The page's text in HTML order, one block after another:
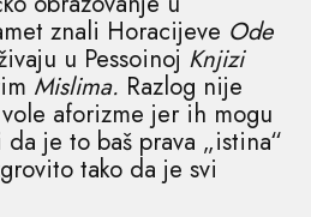
znali Horacijeve Ode
u Pessoinoj Knjizi
Mislima. Razlog nije
aforizme jer ih mogu
je to baš prava „istina“
tako da je svi